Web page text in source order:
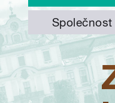
Společnost